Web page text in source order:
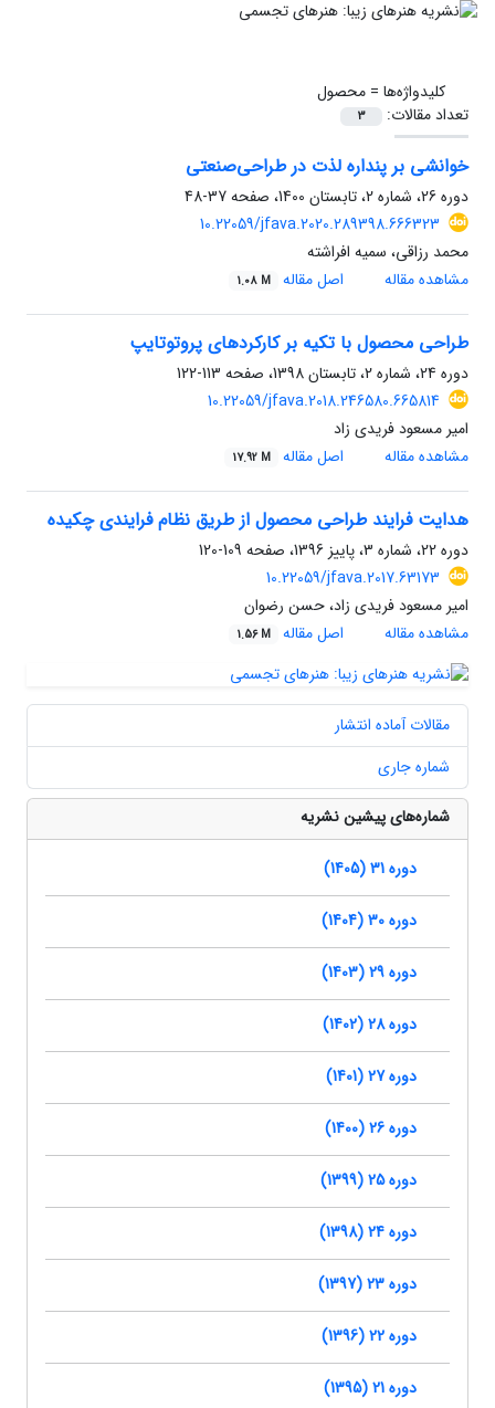
کلیدواژه‌ها =محصول
تعداد مقالات:
3
خوانشی بر پنداره لذت در طراحی‌صنعتی
دوره 26، شماره 2، تابستان 1400، صفحه
37-48
10.22059/jfava.2020.289398.666323
محمد رزاقی، سمیه افراشته
مشاهده مقاله
اصل مقاله 1.08 M
طراحی محصول با تکیه بر کارکردهای پروتوتایپ
دوره 24، شماره 2، تابستان 1398، صفحه
113-122
10.22059/jfava.2018.246580.665814
امیر مسعود فریدی زاد
مشاهده مقاله
اصل مقاله 17.92 M
هدایت فرایند طراحی محصول از طریق نظام فرایندی چکیده
دوره 22، شماره 3، پاییز 1396، صفحه
109-120
10.22059/jfava.2017.63173
امیر مسعود فریدی زاد، حسن رضوان
مشاهده مقاله
اصل مقاله 1.56 M
مقالات آماده انتشار
شماره جاری
شماره‌های پیشین نشریه
دوره 31 (1405)
دوره 30 (1404)
دوره 29 (1403)
دوره 28 (1402)
دوره 27 (1401)
دوره 26 (1400)
دوره 25 (1399)
دوره 24 (1398)
دوره 23 (1397)
دوره 22 (1396)
دوره 21 (1395)